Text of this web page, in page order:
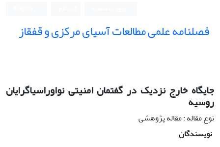
فصلنامه علمی مطالعات آسیای مرکزی و قفقاز
جایگاه خارج نزدیک در گفتمان امنیتی نواوراسیاگرایان
روسیه
نوع مقاله : مقاله پژوهشی
نویسندگان